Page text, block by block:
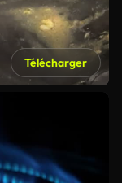
Télécharger